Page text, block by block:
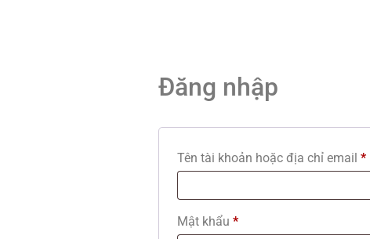
Đăng nhập
Tên tài khoản hoặc địa chỉ email *
Mật khẩu *